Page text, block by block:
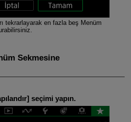
tekrarlayarak en fazla beş Menüm
Sekmesine
] seçimi yapın.